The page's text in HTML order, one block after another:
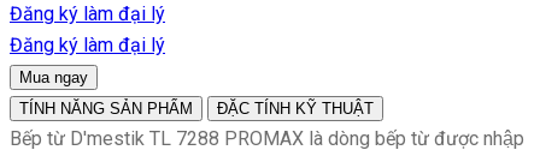
Đăng ký làm đại lý
Đăng ký làm đại lý
Mua ngay
TÍNH NĂNG SẢN PHẨM
ĐẶC TÍNH KỸ THUẬT
Bếp từ D'mestik TL 7288 PROMAX là dòng bếp từ được nhập